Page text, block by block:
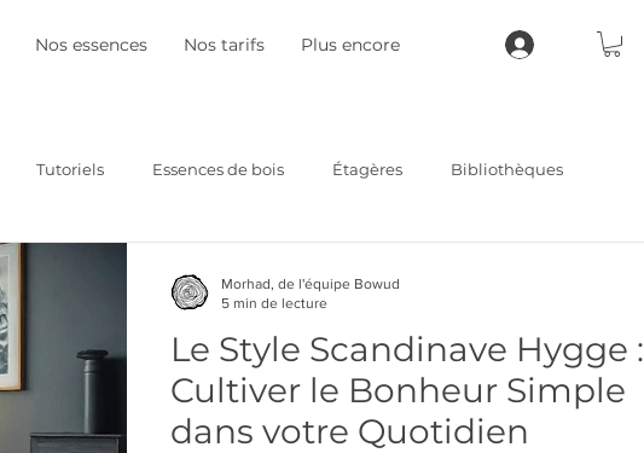
Nos essences Nos tarifs Plus encore
Tutoriels Essences de bois Étagères Bibliothèques
Le Style Scandinave Hygge :
Cultiver le Bonheur Simple
dans votre Quotidien
Morhad, de l'équipe Bowud
5 min de lecture